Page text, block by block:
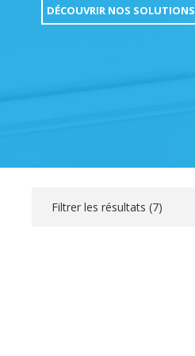
DÉCOUVRIR NOS SOLUTIONS
Filtrer les résultats (7)